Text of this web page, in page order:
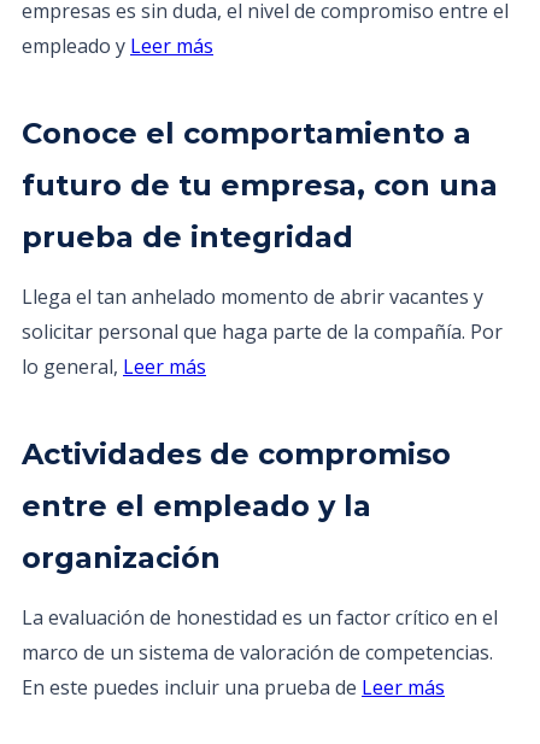
empresas es sin duda, el nivel de compromiso entre el
empleado y Leer más
Conoce el comportamiento a
futuro de tu empresa, con una
prueba de integridad
Llega el tan anhelado momento de abrir vacantes y
solicitar personal que haga parte de la compañía. Por
lo general, Leer más
Actividades de compromiso
entre el empleado y la
organización
La evaluación de honestidad es un factor crítico en el
marco de un sistema de valoración de competencias.
En este puedes incluir una prueba de Leer más